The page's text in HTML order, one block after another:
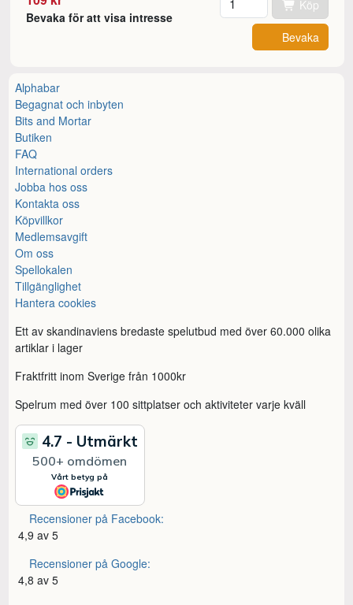
Bevaka för att visa intresse
Köp
Bevaka
Alphabar
Begagnat och inbyten
Bits and Mortar
Butiken
FAQ
International orders
Jobba hos oss
Kontakta oss
Köpvillkor
Medlemsavgift
Om oss
Spellokalen
Tillgänglighet
Hantera cookies
Ett av skandinaviens bredaste spelutbud med över 60.000 olika
artiklar i lager
Fraktfritt inom Sverige från 1000kr
Spelrum med över 100 sittplatser och aktiviteter varje kväll
Recensioner på Facebook:
4,9 av 5
Recensioner på Google:
4,8 av 5